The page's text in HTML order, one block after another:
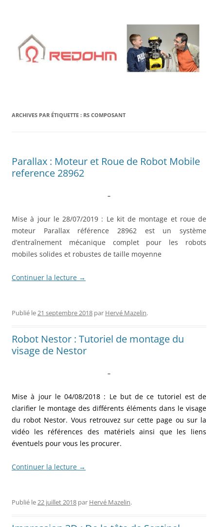
ARCHIVES PAR ÉTIQUETTE : RS COMPOSANT
Parallax : Moteur et Roue de Robot Mobile
reference 28962
–
Mise à jour le 28/07/2019 : Le kit de montage et roue de
moteur Parallax référence 28962 est un système
d’entraînement mécanique complet pour les robots
mobiles solides et robustes de taille moyenne
Continuer la lecture →
Publié le 21 septembre 2018 par Hervé Mazelin.
Robot Nestor : Tutoriel de montage du
visage de Nestor
–
Mise à jour le 04/08/2018 : Le but de ce tutoriel est de
clarifier le montage des différents éléments dans le visage
du robot Nestor. Vous retrouvez sur cette page ou sur la
vidéo les références des matériels ainsi que les liens
éventuels pour vous les procurer.
Continuer la lecture →
Publié le 22 juillet 2018 par Hervé Mazelin.